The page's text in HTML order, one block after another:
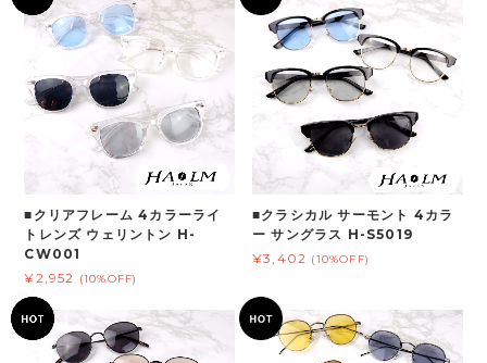
■クリアフレーム 4カラーライ
トレンズ ウェリントン H-
CW001
¥2,952 (10%OFF)
■クラシカル サーモント 4カラ
ー サングラス H-S5019
¥3,402 (10%OFF)